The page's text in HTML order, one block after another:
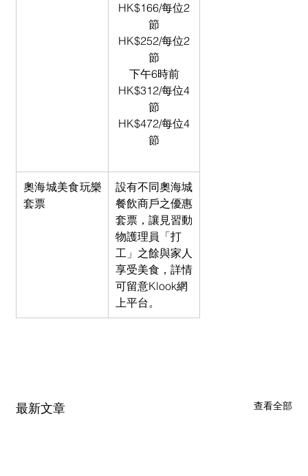
HK$166/每位2
節
HK$252/每位2
節
下午6時前
HK$312/每位4
節
HK$472/每位4
節
奧海城美食玩樂
套票
設有不同奧海城
餐飲商戶之優惠
套票，讓見習動
物護理員「打
工」之餘與家人
享受美食，詳情
可留意Klook網
上平台。
最新文章 查看全部